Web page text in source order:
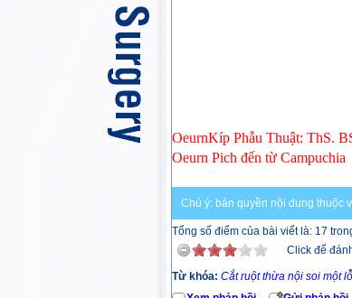
OeurnKíp Phẫu Thuật: ThS.
Oeurn Pich đến từ Campuchia
Chú ý: bản quyền nội dung thuộc
Tổng số điểm của bài viết là: 17
Click để
Từ khóa: Cắt ruột thừa nội soi một